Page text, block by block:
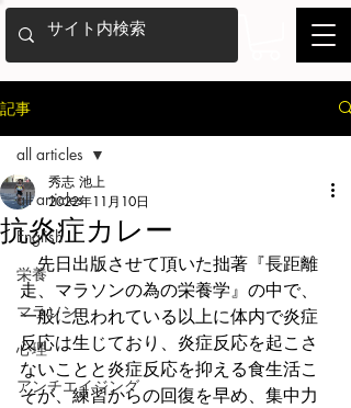
記事
all articles
English
栄養
マラソン
心理
アンチエイジング
all articles
抗炎症カレー
秀志 池上
2022年11月10日
先日出版させて頂いた拙著『長距離
走、マラソンの為の栄養学』の中で、
一般に思われている以上に体内で炎症
反応は生じており、炎症反応を起こさ
ないことと炎症反応を抑える食生活こ
そが、練習からの回復を早め、集中力